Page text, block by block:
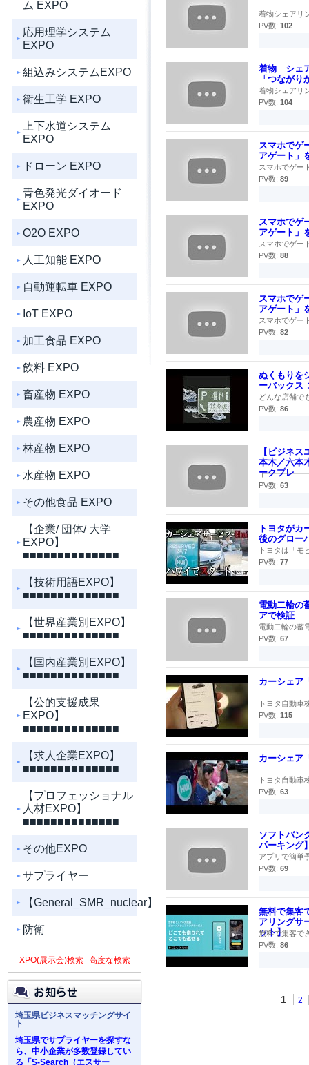
ム EXPO
応用理学システム
EXPO
組込みシステムEXPO
衛生工学 EXPO
上下水道システム
EXPO
ドローン EXPO
青色発光ダイオード
EXPO
O2O EXPO
人工知能 EXPO
自動運転車 EXPO
IoT EXPO
加工食品 EXPO
飲料 EXPO
畜産物 EXPO
農産物 EXPO
林産物 EXPO
水産物 EXPO
その他食品 EXPO
【企業/ 団体/ 大学
EXPO】
■■■■■■■■■■■■■■
【技術用語EXPO】
■■■■■■■■■■■■■■
【世界産業別EXPO】
■■■■■■■■■■■■■■
【国内産業別EXPO】
■■■■■■■■■■■■■■
【公的支援成果
EXPO】
■■■■■■■■■■■■■■
【求人企業EXPO】
■■■■■■■■■■■■■■
【プロフェッショナル
人材EXPO】
■■■■■■■■■■■■■■
その他EXPO
サプライヤー
【General_SMR_nuclear】
防衛
XPO(展示会)検索 高度な検索
埼玉県ビジネスマッチングサイ
ト
埼玉県でサプライヤーを探すな
ら、中小企業が多数登録してい
る「S-Search（エスサー
着物シェアリ
PV数: 102
着物 シェ
「つなが
着物シェアリ
PV数: 104
スマホでゲ
アゲート」
スマホでゲー
PV数: 89
スマホでゲ
アゲート」
スマホでゲー
PV数: 88
スマホでゲ
アゲート」
スマホでゲー
PV数: 82
ぬくもりを
ーバックス
どんな店舗で
PV数: 86
【ビジネ
本木／六本
ークプレ
PV数: 63
トヨタが
後のグロー
トヨタは「モ
PV数: 77
電動二輪の
アで検証
電動二輪の蓄
PV数: 67
カーシェア
トヨタ自動車
PV数: 115
カーシェア
トヨタ自動車
PV数: 63
ソフトバン
パーキング
アプリで簡単
PV数: 69
無料で集客
アリングサ
ット】
無料で集客で
PV数: 86
1 2